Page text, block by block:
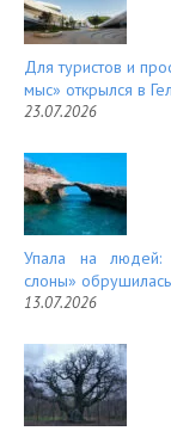
Для туристов и
мыс» открылся в
23.07.2026
Упала на людей:
слоны» обрушилась
13.07.2026